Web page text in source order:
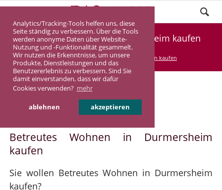
Analytics/Tracking-Tools helfen uns, diese
Seite ständig zu verbessern. Über die Tools
werden anonyme Daten über Website-
Nutzung und -Funktionalität gesammelt.
Wir nutzen die Erkenntnisse, um unsere
Produkte, Dienstleistungen und das
Benutzererlebnis zu verbessern. Sind Sie
damit einverstanden, dass wir dafür
Cookies verwenden? mehr
ablehnen akzeptieren
Betreutes Wohnen in Durmersheim kaufen
DASINVEST Service Betreutes Wohnen kaufen
Betreutes Wohnen in
Durmersheim
Betreutes Wohnen in Durmersheim
kaufen
Sie wollen Betreutes Wohnen in Durmersheim
kaufen?